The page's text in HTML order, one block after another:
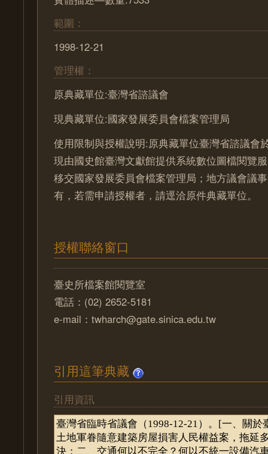
範圍：
1998-12-21
管理權：
原典藏單位:臺灣省諮議會
現典藏單位:國家發展委員會檔案管理局
使用限制與授權說明:原典藏單位臺灣省諮議會
現由國史館臺灣文獻館提供系統數位圖檔閱覽
移交國家發展委員會檔案管理局；地方議會議
有，若需申請授權者，請逕洽原件典藏單位。
授權聯絡窗口
臺史所檔案館閱覽室
電話：(02) 2652-5181
e-mail：twharch@gate.sinica.edu.tw
引用這筆典藏
引用資訊